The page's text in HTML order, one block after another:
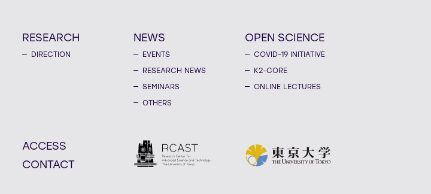
RESEARCH
DIRECTION
NEWS
EVENTS
RESEARCH NEWS
SEMINARS
OTHERS
OPEN SCIENCE
COVID-19 INITIATIVE
K2-CORE
ONLINE LECTURES
ACCESS
CONTACT